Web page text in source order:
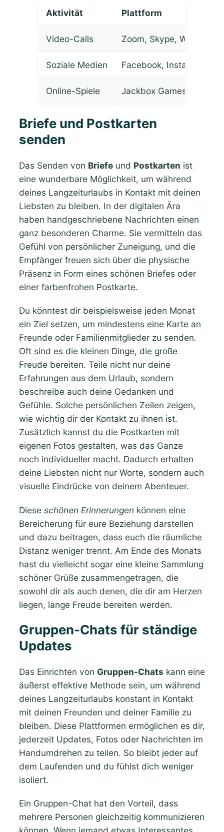
Aktivität Plattform
Video-Calls Zoom, Skype, WhatsApp
Soziale Medien Facebook, Instagram,
Online-Spiele Jackbox Games,
Briefe und Postkarten
senden
Das Senden von Briefe und Postkarten ist
eine wunderbare Möglichkeit, um während
deines Langzeiturlaubs in Kontakt mit deinen
Liebsten zu bleiben. In der digitalen Ära
haben handgeschriebene Nachrichten einen
ganz besonderen Charme. Sie vermitteln das
Gefühl von persönlicher Zuneigung, und die
Empfänger freuen sich über die physische
Präsenz in Form eines schönen Briefes oder
einer farbenfrohen Postkarte.
Du könntest dir beispielsweise jeden Monat
ein Ziel setzen, um mindestens eine Karte an
Freunde oder Familienmitglieder zu senden.
Oft sind es die kleinen Dinge, die große
Freude bereiten. Teile nicht nur deine
Erfahrungen aus dem Urlaub, sondern
beschreibe auch deine Gedanken und
Gefühle. Solche persönlichen Zeilen zeigen,
wie wichtig dir der Kontakt zu ihnen ist.
Zusätzlich kannst du die Postkarten mit
eigenen Fotos gestalten, was das Ganze
noch individueller macht. Dadurch erhalten
deine Liebsten nicht nur Worte, sondern auch
visuelle Eindrücke von deinem Abenteuer.
Diese schönen Erinnerungen können eine
Bereicherung für eure Beziehung darstellen
und dazu beitragen, dass euch die räumliche
Distanz weniger trennt. Am Ende des Monats
hast du vielleicht sogar eine kleine Sammlung
schöner Grüße zusammengetragen, die
sowohl dir als auch denen, die dir am Herzen
liegen, lange Freude bereiten werden.
Gruppen-Chats für ständige
Updates
Das Einrichten von Gruppen-Chats kann eine
äußerst effektive Methode sein, um während
deines Langzeiturlaubs konstant in Kontakt
mit deinen Freunden und deiner Familie zu
bleiben. Diese Plattformen ermöglichen es dir,
jederzeit Updates, Fotos oder Nachrichten im
Handumdrehen zu teilen. So bleibt jeder auf
dem Laufenden und du fühlst dich weniger
isoliert.
Ein Gruppen-Chat hat den Vorteil, dass
mehrere Personen gleichzeitig kommunizieren